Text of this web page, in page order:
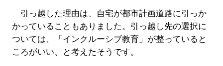
引っ越した理由は、自宅が都市計画道路に引っか
かっていることもありました。引っ越し先の選択に
ついては、「インクルーシブ教育」が整っていると
ころがいい、と考えたそうです。